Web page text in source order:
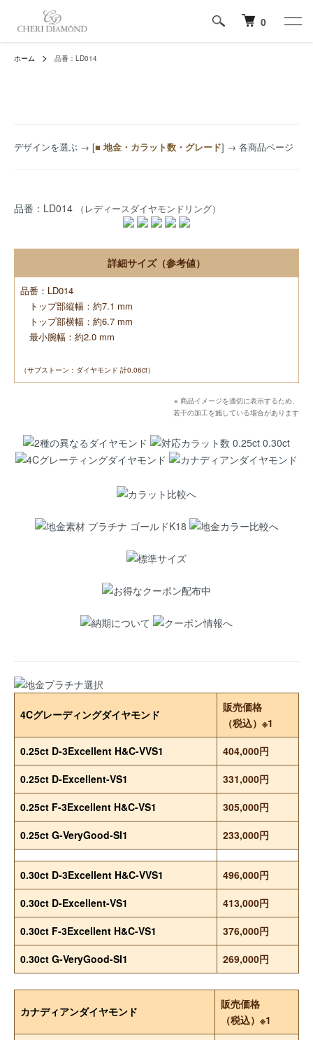
0
ホーム 品番：LD014
デザインを選ぶ → [■ 地金・カラット数・グレード] → 各商品ページ
品番：LD014 （レディースダイヤモンドリング）
詳細サイズ（参考値）
品番：LD014
トップ部縦幅：約7.1 mm
トップ部横幅：約6.7 mm
最小腕幅：約2.0 mm
（サブストーン：ダイヤモンド 計0.06ct）
※ 商品イメージを適切に表示するため、
若干の加工を施している場合があります
4Cグレーディングダイヤモンド
販売価格
（税込）※1
0.25ct D-3Excellent H&C-VVS1
404,000円
0.25ct D-Excellent-VS1
331,000円
0.25ct F-3Excellent H&C-VS1
305,000円
0.25ct G-VeryGood-SI1
233,000円
0.30ct D-3Excellent H&C-VVS1
496,000円
0.30ct D-Excellent-VS1
413,000円
0.30ct F-3Excellent H&C-VS1
376,000円
0.30ct G-VeryGood-SI1
269,000円
カナディアンダイヤモンド
販売価格
（税込）※1